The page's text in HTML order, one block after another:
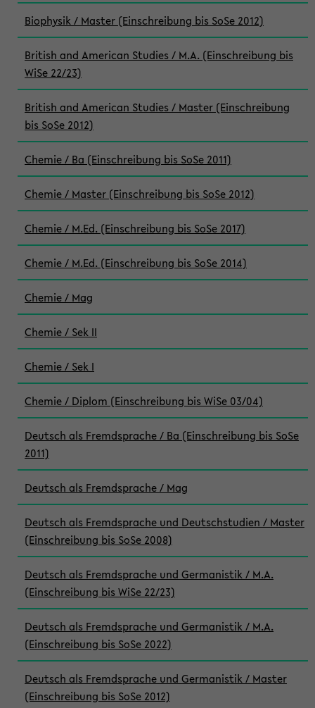
Biophysik / Master (Einschreibung bis SoSe 2012)
British and American Studies / M.A. (Einschreibung bis
WiSe 22/23)
British and American Studies / Master (Einschreibung
bis SoSe 2012)
Chemie / Ba (Einschreibung bis SoSe 2011)
Chemie / Master (Einschreibung bis SoSe 2012)
Chemie / M.Ed. (Einschreibung bis SoSe 2017)
Chemie / M.Ed. (Einschreibung bis SoSe 2014)
Chemie / Mag
Chemie / Sek II
Chemie / Sek I
Chemie / Diplom (Einschreibung bis WiSe 03/04)
Deutsch als Fremdsprache / Ba (Einschreibung bis SoSe
2011)
Deutsch als Fremdsprache / Mag
Deutsch als Fremdsprache und Deutschstudien / Master
(Einschreibung bis SoSe 2008)
Deutsch als Fremdsprache und Germanistik / M.A.
(Einschreibung bis WiSe 22/23)
Deutsch als Fremdsprache und Germanistik / M.A.
(Einschreibung bis SoSe 2022)
Deutsch als Fremdsprache und Germanistik / Master
(Einschreibung bis SoSe 2012)